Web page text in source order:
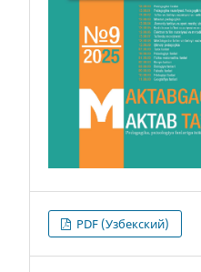
PDF (Узбекский)